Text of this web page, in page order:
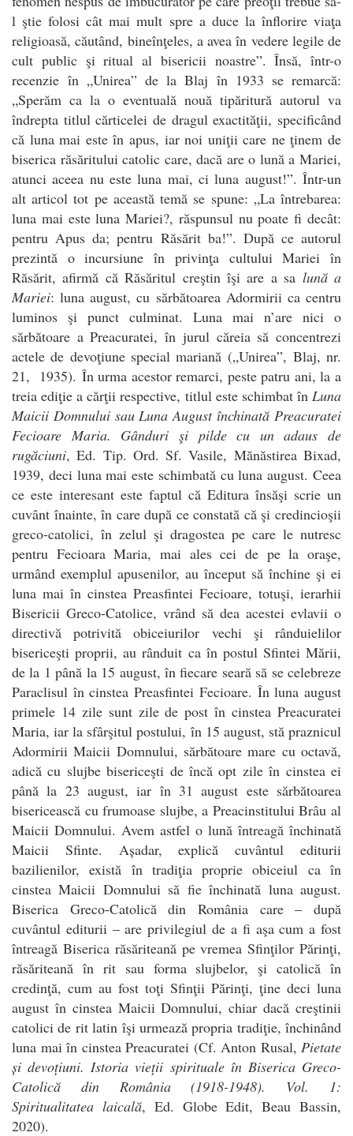
l ştie folosi cât mai mult spre a duce la înflorire viaţa
religioasă, căutând, bineînţeles, a avea în vedere legile de
cult public şi ritual al bisericii noastre”. Însă, într-o
recenzie în „Unirea” de la Blaj în 1933 se remarcă:
„Sperăm ca la o eventuală nouă tipăritură autorul va
îndrepta titlul cărticelei de dragul exactităţii, specificând
că luna mai este în apus, iar noi uniţii care ne ţinem de
biserica răsăritului catolic care, dacă are o lună a Mariei,
atunci aceea nu este luna mai, ci luna august!”. Într-un
alt articol tot pe această temă se spune: „La întrebarea:
luna mai este luna Mariei?, răspunsul nu poate fi decât:
pentru Apus da; pentru Răsărit ba!”. După ce autorul
prezintă o incursiune în privinţa cultului Mariei în
Răsărit, afirmă că Răsăritul creştin îşi are a sa lună a
Mariei: luna august, cu sărbătoarea Adormirii ca centru
luminos şi punct culminat. Luna mai n’are nici o
sărbătoare a Preacuratei, în jurul căreia să concentrezi
actele de devoţiune special mariană („Unirea”, Blaj, nr.
21, 1935). În urma acestor remarci, peste patru ani, la a
treia ediţie a cărţii respective, titlul este schimbat în Luna
Maicii Domnului sau Luna August închinată Preacuratei
Fecioare Maria. Gânduri şi pilde cu un adaus de
rugăciuni, Ed. Tip. Ord. Sf. Vasile, Mănăstirea Bixad,
1939, deci luna mai este schimbată cu luna august. Ceea
ce este interesant este faptul că Editura însăşi scrie un
cuvânt înainte, în care după ce constată că şi credincioşii
greco-catolici, în zelul şi dragostea pe care le nutresc
pentru Fecioara Maria, mai ales cei de pe la oraşe,
urmând exemplul apusenilor, au început să închine şi ei
luna mai în cinstea Preasfintei Fecioare, totuşi, ierarhii
Bisericii Greco-Catolice, vrând să dea acestei evlavii o
directivă potrivită obiceiurilor vechi şi rânduielilor
bisericeşti proprii, au rânduit ca în postul Sfintei Mării,
de la 1 până la 15 august, în fiecare seară să se celebreze
Paraclisul în cinstea Preasfintei Fecioare. În luna august
primele 14 zile sunt zile de post în cinstea Preacuratei
Maria, iar la sfârşitul postului, în 15 august, stă praznicul
Adormirii Maicii Domnului, sărbătoare mare cu octavă,
adică cu slujbe bisericeşti de încă opt zile în cinstea ei
până la 23 august, iar în 31 august este sărbătoarea
bisericească cu frumoase slujbe, a Preacinstitului Brâu al
Maicii Domnului. Avem astfel o lună întreagă închinată
Maicii Sfinte. Așadar, explică cuvântul editurii
bazilienilor, există în tradiţia proprie obiceiul ca în
cinstea Maicii Domnului să fie închinată luna august.
Biserica Greco-Catolică din România care – după
cuvântul editurii – are privilegiul de a fi aşa cum a fost
întreagă Biserica răsăriteană pe vremea Sfinţilor Părinţi,
răsăriteană în rit sau forma slujbelor, şi catolică în
credinţă, cum au fost toţi Sfinţii Părinţi, ţine deci luna
august în cinstea Maicii Domnului, chiar dacă creştinii
catolici de rit latin îşi urmează propria tradiţie, închinând
luna mai în cinstea Preacuratei (Cf. Anton Rusal, Pietate
și devoțiuni. Istoria vieții spirituale în Biserica Greco-
Catolică din România (1918-1948). Vol. 1:
Spiritualitatea laicală, Ed. Globe Edit, Beau Bassin,
2020).